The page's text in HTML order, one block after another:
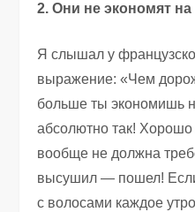
2. Они не экономят на
Я слышал у
выражение: «Чем
больше ты экономишь
абсолютно так!
вообще не должна
высушил — пошел!
с волосами каждое